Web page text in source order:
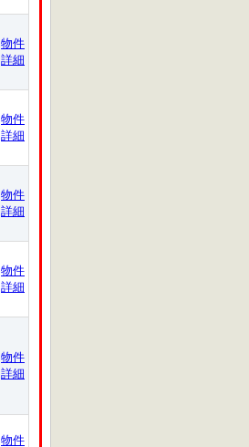
物件
詳細
物件
詳細
物件
詳細
物件
詳細
物件
詳細
物件